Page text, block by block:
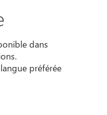
dans
préférée